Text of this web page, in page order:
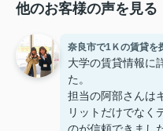
他のお客様の声を見る
奈良市で1Ｋの賃貸を
大学の賃貸情報に
た。
担当の阿部さんは
リットだけでなく